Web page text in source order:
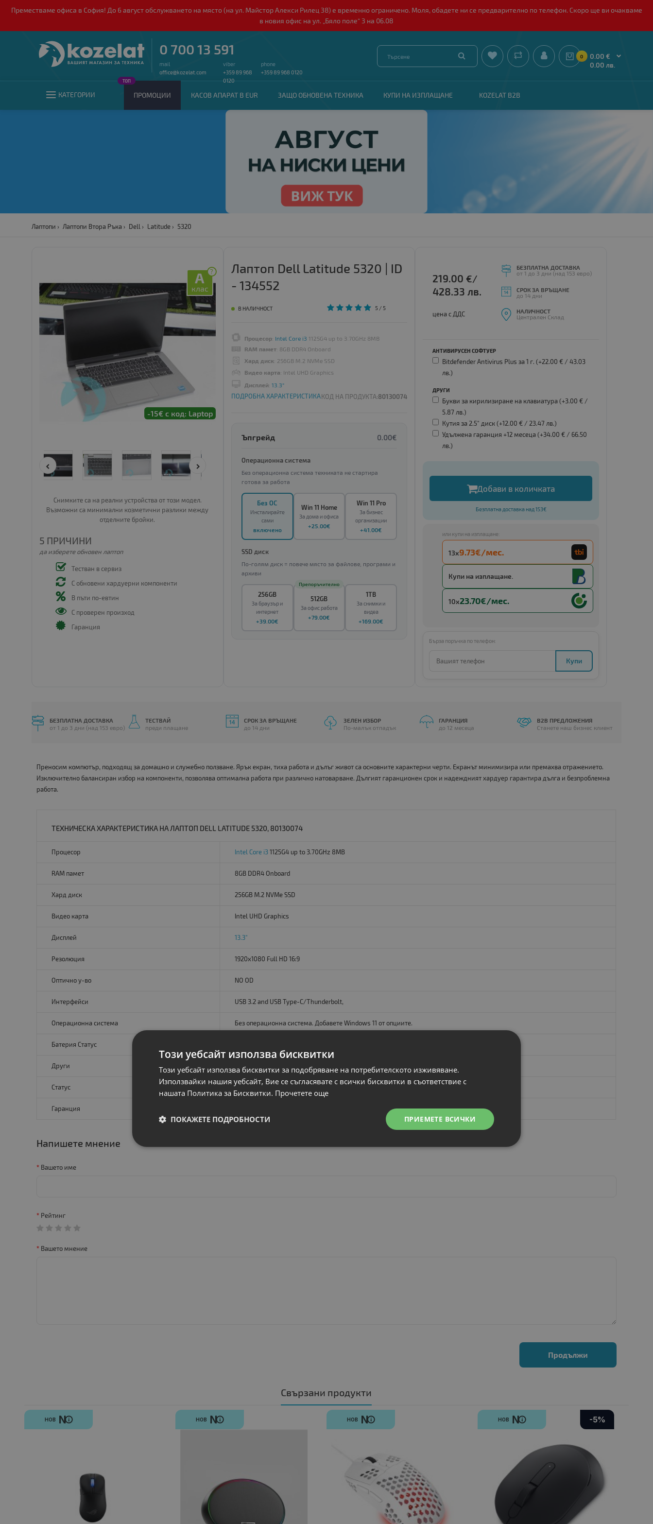
Преместваме офиса в София! До 6 август обслужването на място (на ул. Майстор Алекси Рилец 38) е временно ограничено. Моля, обадете ни се предварително по телефон. Скоро ще ви очакваме
в новия офис на ул. „Бяло поле“ 3 на 06.08
0 700 13 591
mail
office@kozelat.com
viber
+359 89 968
0120
phone
+359 89 968 0120
 0

0.00 €
0.00 лв.
КАТЕГОРИИ ПРОМОЦИИ
ТОП
КАСОВ АПАРАТ В EUR ЗАЩО ОБНОВЕНА ТЕХНИКА КУПИ НА ИЗПЛАЩАНЕ KOZELAT B2B
Лаптопи Лаптопи Втора Ръка Dell Latitude 5320
-15€ с код: Laptop
?
A
клас
Снимките са на реални устройства от този модел.
Възможни са минимални козметични разлики между
отделните бройки.
5 ПРИЧИНИ
да изберете обновен лаптоп
Тестван в сервиз
С обновени хардуерни компоненти
В пъти по-евтин
С проверен произход
Гаранция
Лаптоп Dell Latitude 5320 | ID
- 134552
В НАЛИЧНОСТ 5 / 5
Процесор: Intel Core i3 1125G4 up to 3.70GHz 8MB
RAM памет: 8GB DDR4 Onboard
Хард диск: 256GB M.2 NVMe SSD
Видео карта: Intel UHD Graphics
Дисплей: 13.3"
ПОДРОБНА ХАРАКТЕРИСТИКАКОД НА ПРОДУКТА:80130074
Ъпгрейд 0.00€
Операционна система
Без операционна система техниката не стартира
готова за работа
Без ОС
Инсталирайте
сами
включено
Win 11 Home
За дома и офиса
+25.00€
Win 11 Pro
За бизнес
организации
+41.00€
SSD диск
По-голям диск = повече място за файлове, програми и
архиви
256GB
За браузър и
интернет
+39.00€
512GB
За офис работа
+79.00€
Препоръчително
1TB
За снимки и
видеа
+169.00€
219.00 €/
428.33 лв.
цена с ДДС
БЕЗПЛАТНА ДОСТАВКА
от 1 до 3 дни (над 153 евро)
СРОК ЗА ВРЪЩАНЕ
до 14 дни
НАЛИЧНОСТ
Централен Склад
АНТИВИРУСЕН СОФТУЕР
Bitdefender Antivirus Plus за 1 г. (+22.00 € / 43.03
лв.)
ДРУГИ
Букви за кирилизиране на клавиатура (+3.00 € /
5.87 лв.)
Кутия за 2.5" диск (+12.00 € /23.47 лв.)
Удължена гаранция +12 месеца (+34.00 € / 66.50
лв.)
Добави в количката
Безплатна доставка над 153€
или купи на изплащане:
Купи с
13 x €19.04 (13 x 37.24 BGN)
13x9.73€/мес.
Купи на изплащане.
10x23.70€/мес.
Бърза поръчка по телефон:
Купи
БЕЗПЛАТНА ДОСТАВКА
от 1 до 3 дни (над 153 евро)
ТЕСТВАЙ
преди плащане
СРОК ЗА ВРЪЩАНЕ
до 14 дни
ЗЕЛЕН ИЗБОР
По-малък отпадък
ГАРАНЦИЯ
до 12 месеца
B2B ПРЕДЛОЖЕНИЯ
Станете наш бизнес клиент
Преносим компютър, подходящ за домашно и служебно ползване. Ярък екран, тиха работа и дълъг живот са основните характерни черти. Екранът минимизира или премахва отражението.
Изключително балансиран избор на компоненти, позволява оптимална работа при различно натоварване. Дългият гаранционен срок и надеждният хардуер гарантира дълга и безпроблемна
работа.
ТЕХНИЧЕСКА ХАРАКТЕРИСТИКА НА ЛАПТОП DELL LATITUDE 5320, 80130074
Процесор Intel Core i31125G4 up to 3.70GHz 8MB
RAM памет 8GB DDR4 Onboard
Хард диск 256GB M.2 NVMe SSD
Видео карта Intel UHD Graphics
Дисплей 13.3"
Резолюция 1920x1080 Full HD 16:9
Оптично у-во NO OD
Интерфейси USB 3.2 and USB Type-C/Thunderbolt,
Операционна система Без операционна система. Добавете Windows 11 от опциите.
Батерия Статус
Други Camera
Статус A клас
Гаранция
Напишете мнение
Вашето име
Рейтинг
Вашето мнение
Продължи
Свързани продукти
НОВ N НОВ N НОВ N НОВ N -5%
Този уебсайт използва бисквитки
Този уебсайт използва бисквитки за подобряване на потребителското изживяване.
Използвайки нашия уебсайт, Вие се съгласявате с всички бисквитки в съответствие с
нашата Политика за Бисквитки. Прочетете още
ПРИЕМЕТЕ ВСИЧКИ
ПОКАЖЕТЕ ПОДРОБНОСТИ